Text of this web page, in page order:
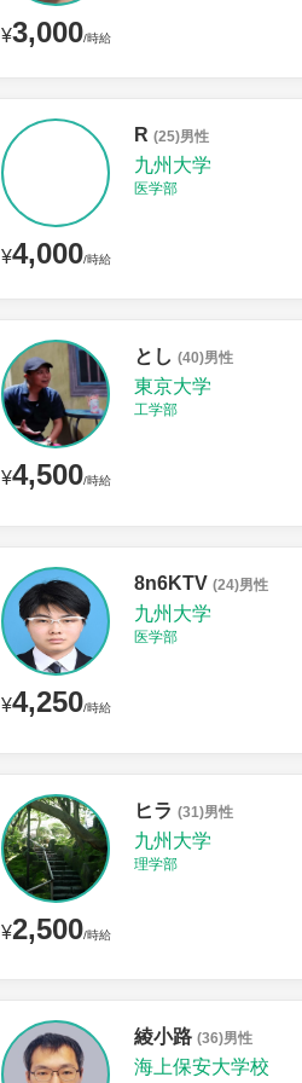
¥3,000/時給
¥4,000/時給
R (25)男性
九州大学
医学部
¥4,500/時給
とし (40)男性
東京大学
工学部
¥4,250/時給
8n6KTV (24)男性
九州大学
医学部
¥2,500/時給
ヒラ (31)男性
九州大学
理学部
綾小路 (36)男性
海上保安大学校